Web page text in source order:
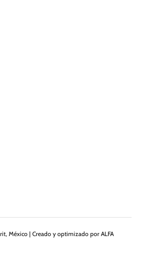
México | Creado y optimizado por ALFA